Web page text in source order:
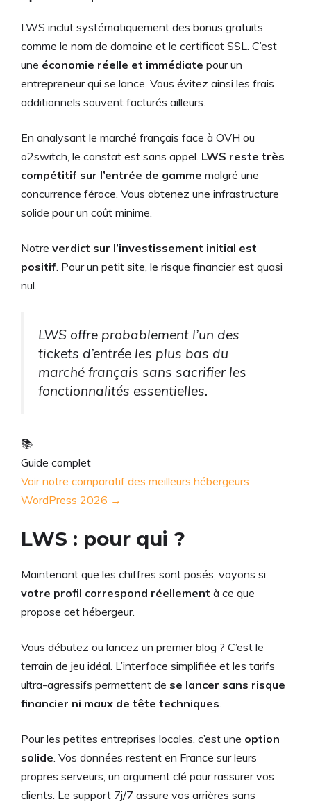
LWS inclut systématiquement des bonus gratuits
comme le nom de domaine et le certificat SSL. C’est
une économie réelle et immédiate pour un
entrepreneur qui se lance. Vous évitez ainsi les frais
additionnels souvent facturés ailleurs.
En analysant le marché français face à OVH ou
o2switch, le constat est sans appel. LWS reste très
compétitif sur l’entrée de gamme malgré une
concurrence féroce. Vous obtenez une infrastructure
solide pour un coût minime.
Notre verdict sur l’investissement initial est
positif. Pour un petit site, le risque financier est quasi
nul.
LWS offre probablement l’un des
tickets d’entrée les plus bas du
marché français sans sacrifier les
fonctionnalités essentielles.
📚
Guide complet
Voir notre comparatif des meilleurs hébergeurs
WordPress 2026 →
LWS : pour qui ?
Maintenant que les chiffres sont posés, voyons si
votre profil correspond réellement à ce que
propose cet hébergeur.
Vous débutez ou lancez un premier blog ? C’est le
terrain de jeu idéal. L’interface simplifiée et les tarifs
ultra-agressifs permettent de se lancer sans risque
financier ni maux de tête techniques.
Pour les petites entreprises locales, c’est une option
solide. Vos données restent en France sur leurs
propres serveurs, un argument clé pour rassurer vos
clients. Le support 7j/7 assure vos arrières sans